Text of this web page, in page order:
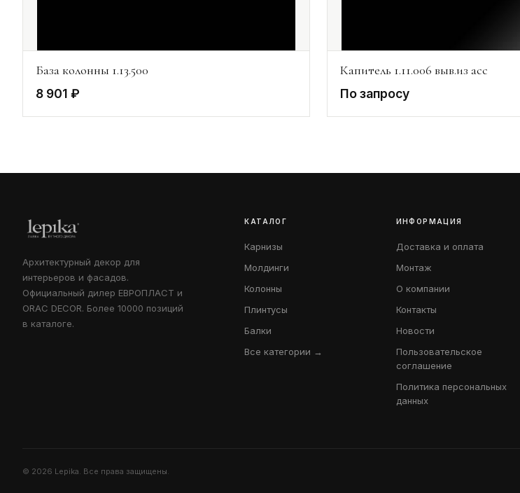
База колонны 1.13.500
8 901 ₽
Капитель 1.11.006 выв.из асс
По запросу
Архитектурный декор для
интерьеров и фасадов.
Официальный дилер ЕВРОПЛАСТ и
ORAC DECOR. Более 10000 позиций
в каталоге.
КАТАЛОГ
Карнизы
Молдинги
Колонны
Плинтусы
Балки
Все категории →
ИНФОРМАЦИЯ
Доставка и оплата
Монтаж
О компании
Контакты
Новости
Пользовательское
соглашение
Политика персональных
данных
© 2026 Lepika. Все права защищены.